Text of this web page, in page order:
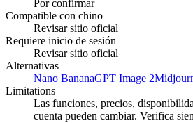
Por confirmar
Compatible con chino
Revisar sitio oficial
Requiere inicio de sesión
Revisar sitio oficial
Alternativas
Nano BananaGPT Image 2
Limitations
Las funciones, precios,
cuenta pueden cambiar. Verifica